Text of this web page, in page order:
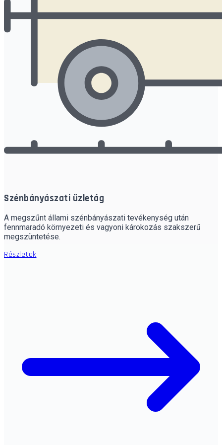
Szénbányászati üzletág
A megszűnt állami szénbányászati tevékenység után
fennmaradó környezeti és vagyoni károkozás szakszerű
megszüntetése.
Részletek